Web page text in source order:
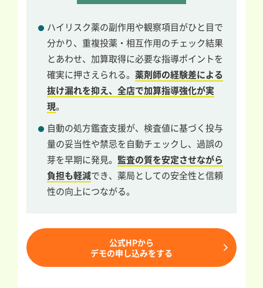
ハイリスク薬の副作用や観察項目がひと目で
分かり、重複投薬・相互作用のチェック結果
とあわせ、加算取得に必要な指導ポイントを
確実に押さえられる。薬剤師の経験差による
抜け漏れを抑え、全店で加算指導強化が実
現。
自動の処方鑑査支援が、検査値に基づく投与
量の妥当性や禁忌を自動チェックし、過誤の
芽を早期に発見。 監査の質を安定させながら
負担も軽減でき、薬局としての安全性と信頼
性の向上につながる。
公式HPから
デモの申し込みをする